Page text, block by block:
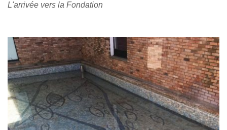
L'arrivée vers la Fondation